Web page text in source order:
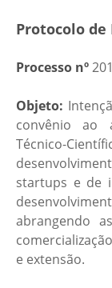
Protocolo de
Processo nº
Objeto:
convênio ao
Técnico-
startups e de
abrangendo
e extensão.